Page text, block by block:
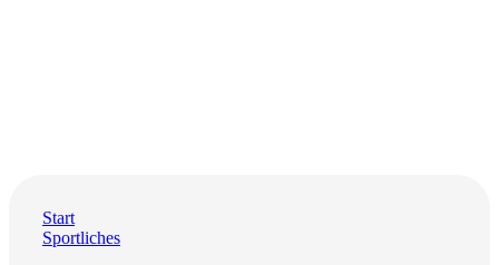
Start
Sportliches